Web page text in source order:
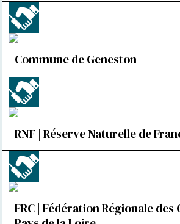
Commune de Geneston
RNF | Réserve Naturelle de
FRC | Fédération Régionale des